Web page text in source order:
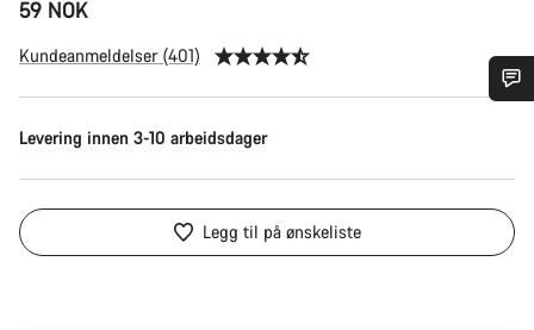
59 NOK
Kundeanmeldelser (401)
Levering innen 3-10 arbeidsdager
Legg til på ønskeliste
Våre eksperter på kundestøtte står klare til å svare på dine
spørsmål.